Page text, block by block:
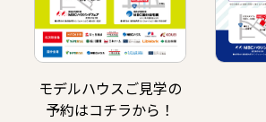
モデルハウスご見学の
予約はコチラから！